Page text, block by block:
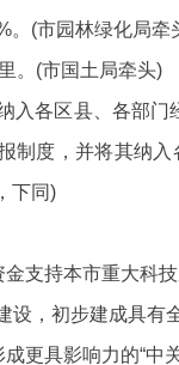
。(市园林绿化局牵
。(市国土局牵头)
入各区县、各部
制度，并将其纳入
下同)
金支持本市重大科
初步建成具有全
更具影响力的“中